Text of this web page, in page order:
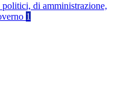
di amministrazione,
1